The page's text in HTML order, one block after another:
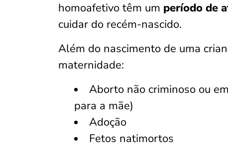
homoafetivo têm um período de
cuidar do recém-nascido.
Além do nascimento de uma
maternidade:
Aborto não criminoso ou
para a mãe)
Adoção
Fetos natimortos